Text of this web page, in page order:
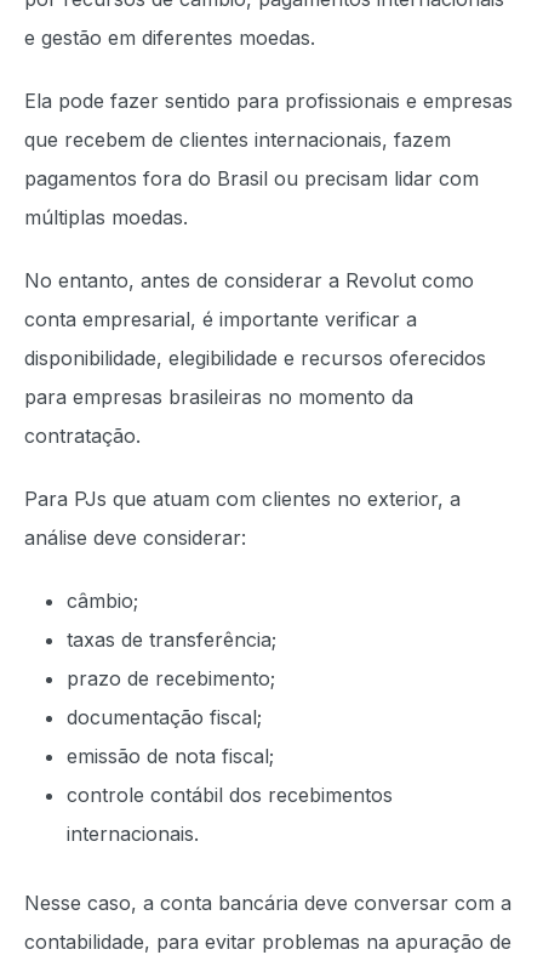
e gestão em diferentes moedas.
Ela pode fazer sentido para profissionais e empresas
que recebem de clientes internacionais, fazem
pagamentos fora do Brasil ou precisam lidar com
múltiplas moedas.
No entanto, antes de considerar a Revolut como
conta empresarial, é importante verificar a
disponibilidade, elegibilidade e recursos oferecidos
para empresas brasileiras no momento da
contratação.
Para PJs que atuam com clientes no exterior, a
análise deve considerar:
câmbio;
taxas de transferência;
prazo de recebimento;
documentação fiscal;
emissão de nota fiscal;
controle contábil dos recebimentos
internacionais.
Nesse caso, a conta bancária deve conversar com a
contabilidade, para evitar problemas na apuração de